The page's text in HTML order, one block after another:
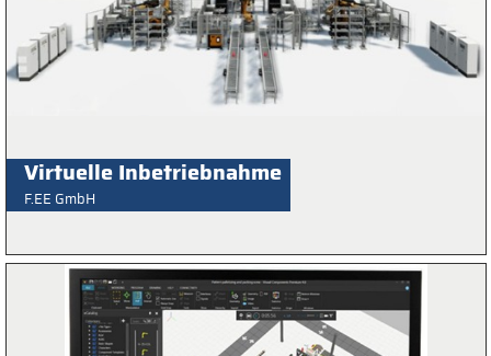
Virtuelle Inbetriebnahme
F.EE GmbH